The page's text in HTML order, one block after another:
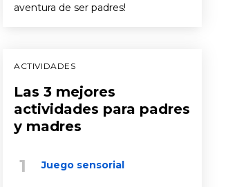
Deja el teléfono a un
comerciales de first 5 california
niño en edad preescolar
tiempo frente a la pantalla
aventura de ser padres!
ACTIVIDADES
Las 3 mejores
actividades para padres
y madres
Juego sensorial